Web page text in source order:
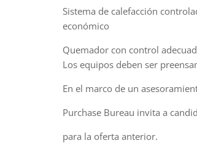
Sistema de calefacción
económico
Quemador con control
Los equipos deben ser
En el marco de un
Purchase Bureau invita a
para la oferta anterior.